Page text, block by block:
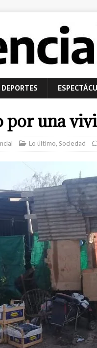
DEPORTES
una
Lo último, Sociedad